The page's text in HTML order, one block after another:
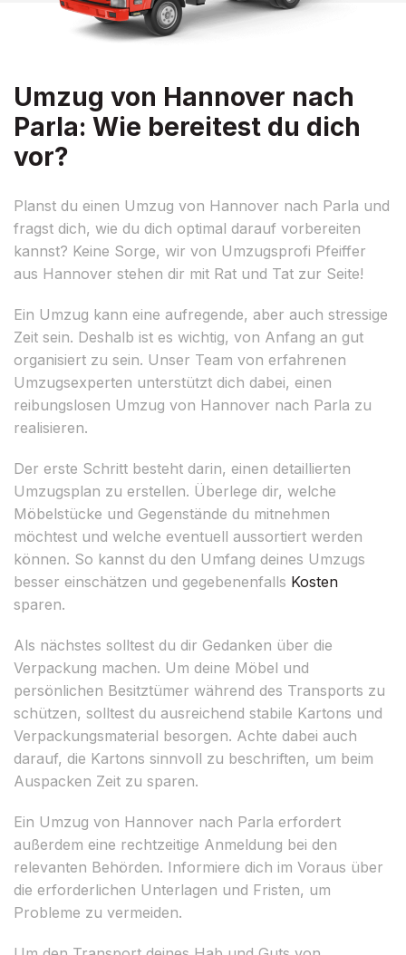
Umzug von Hannover nach
Parla: Wie bereitest du dich
vor?
Planst du einen Umzug von Hannover nach Parla und
fragst dich, wie du dich optimal darauf vorbereiten
kannst? Keine Sorge, wir von Umzugsprofi Pfeiffer
aus Hannover stehen dir mit Rat und Tat zur Seite!
Ein Umzug kann eine aufregende, aber auch stressige
Zeit sein. Deshalb ist es wichtig, von Anfang an gut
organisiert zu sein. Unser Team von erfahrenen
Umzugsexperten unterstützt dich dabei, einen
reibungslosen Umzug von Hannover nach Parla zu
realisieren.
Der erste Schritt besteht darin, einen detaillierten
Umzugsplan zu erstellen. Überlege dir, welche
Möbelstücke und Gegenstände du mitnehmen
möchtest und welche eventuell aussortiert werden
können. So kannst du den Umfang deines Umzugs
besser einschätzen und gegebenenfalls Kosten
sparen.
Als nächstes solltest du dir Gedanken über die
Verpackung machen. Um deine Möbel und
persönlichen Besitztümer während des Transports zu
schützen, solltest du ausreichend stabile Kartons und
Verpackungsmaterial besorgen. Achte dabei auch
darauf, die Kartons sinnvoll zu beschriften, um beim
Auspacken Zeit zu sparen.
Ein Umzug von Hannover nach Parla erfordert
außerdem eine rechtzeitige Anmeldung bei den
relevanten Behörden. Informiere dich im Voraus über
die erforderlichen Unterlagen und Fristen, um
Probleme zu vermeiden.